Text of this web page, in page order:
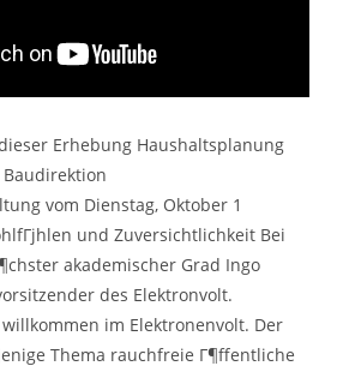
Erhebung Haushaltsplanung
Baudirektion
vom Dienstag, Oktober 1
und Zuversichtlichkeit Bei
akademischer Grad Ingo
des Elektronvolt.
willkommen im Elektronenvolt. Der
Thema rauchfreie Г¶ffentliche